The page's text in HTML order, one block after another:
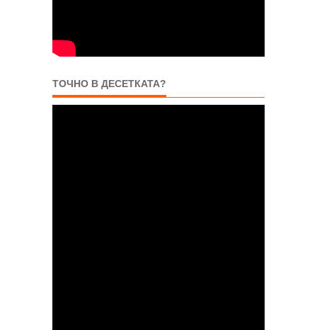
ТОЧНО В ДЕСЕТКАТА?